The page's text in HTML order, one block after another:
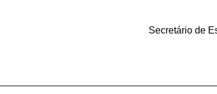
Secretário de